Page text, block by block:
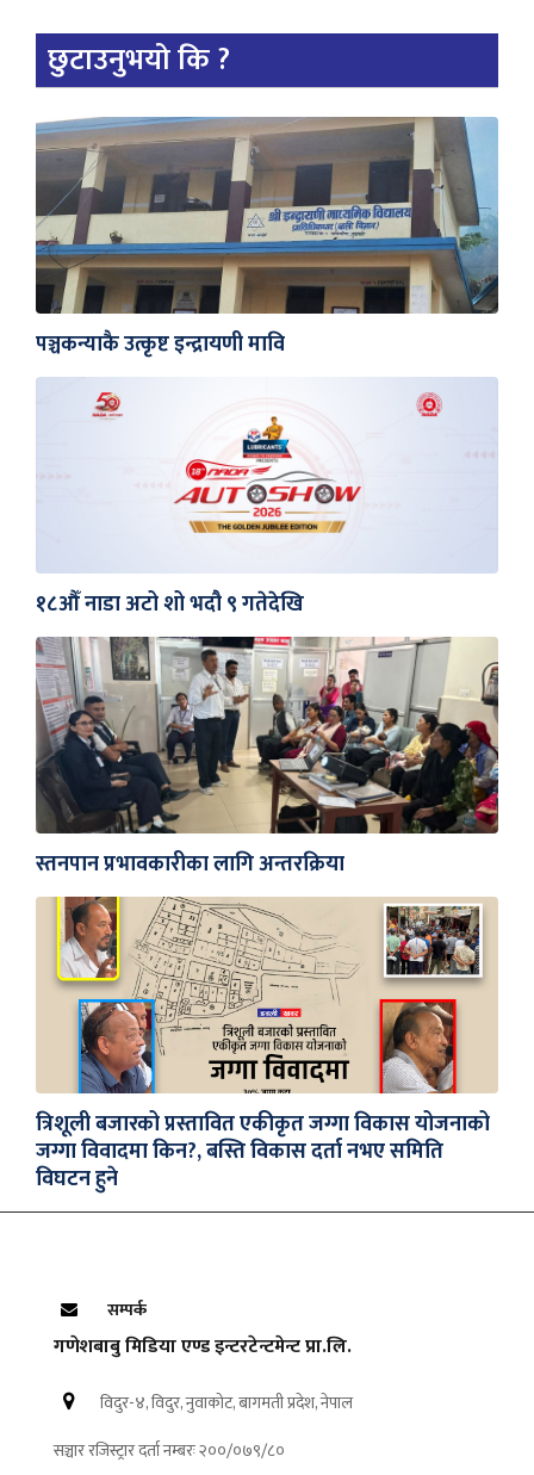
छुटाउनुभयो कि ?
पञ्चकन्याकै उत्कृष्ट इन्द्रायणी मावि
१८औँ नाडा अटो शो भदौ ९ गतेदेखि
स्तनपान प्रभावकारीका लागि अन्तरक्रिया
त्रिशूली बजारको प्रस्तावित एकीकृत जग्गा विकास योजनाको
जग्गा विवादमा किन?, बस्ति विकास दर्ता नभए समिति
विघटन हुने
सम्पर्क
गणेशबाबु मिडिया एण्ड इन्टरटेन्टमेन्ट प्रा.लि.
विदुर-४, विदुर, नुवाकोट, बागमती प्रदेश, नेपाल
सञ्चार रजिस्ट्रार दर्ता नम्बरः २००/०७९/८०